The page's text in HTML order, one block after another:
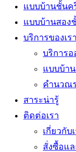
แบบบ้านชั้นค
แบบบ้านสอง
บริการของเรา
บริการ
แบบบ้าน
คำนวณ
สาระน่ารู้
ติดต่อเรา
เกี่ยวกับ
สั่งซื้อแล